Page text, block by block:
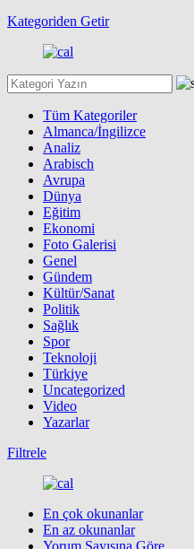
Kategoriden Getir
Tüm Kategoriler
Almanca/İngilizce
Analiz
Arabisch
Avrupa
Dünya
Eğitim
Ekonomi
Foto Galerisi
Genel
Gündem
Kültür/Sanat
Politik
Sağlık
Spor
Teknoloji
Türkiye
Uncategorized
Video
Yazarlar
Filtrele
En çok okunanlar
En az okunanlar
Yorum Sayısına Göre